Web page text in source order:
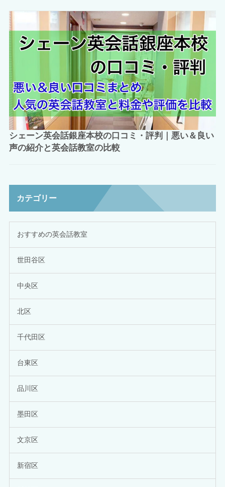
シェーン英会話銀座本校の口コミ・評判｜悪い＆良い
声の紹介と英会話教室の比較
カテゴリー
おすすめの英会話教室
世田谷区
中央区
北区
千代田区
台東区
品川区
墨田区
文京区
新宿区